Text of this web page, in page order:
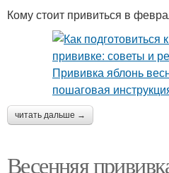
Кому стоит привиться в
читать дальше →
Весенняя